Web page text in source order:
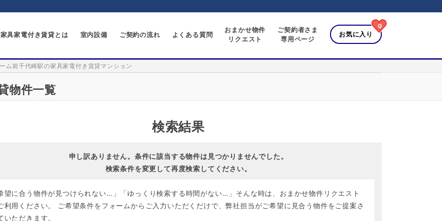
家具家電付き賃貸とは 室内設備 ご契約の流れ よくある質問
おまかせ物件
リクエスト
ご契約者さま
専用ページ
お気に入り
0
ム前千代崎駅の家具家電付き賃貸マンション
物件一覧
検索結果
申し訳ありません。条件に該当する物件は見つかりませんでした。
検索条件を変更して再度検索してください。
望に合う物件が見つけられない…」「ゆっくり検索する時間がない…」そんな時は、おまかせ物件リクエスト
利用ください。 ご希望条件をフォームからご入力いただくだけで、弊社担当がご希望に見合う物件をご提案さ
いただきます。